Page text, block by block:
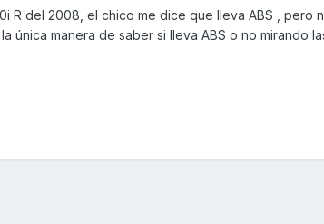
R del 2008, el chico me dice que lleva ABS , pero
única manera de saber si lleva ABS o no mirando